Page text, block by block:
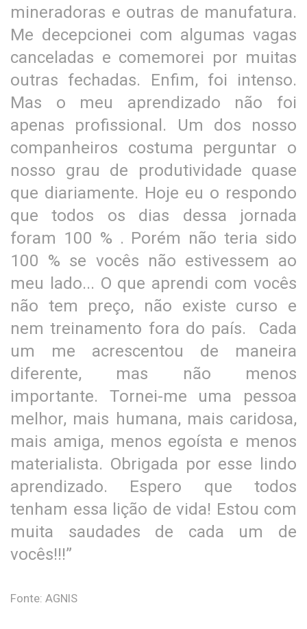
mineradoras e outras de manufatura.
Me decepcionei com algumas vagas
canceladas e comemorei por muitas
outras fechadas. Enfim, foi intenso.
Mas o meu aprendizado não foi
apenas profissional. Um dos nosso
companheiros costuma perguntar o
nosso grau de produtividade quase
que diariamente. Hoje eu o respondo
que todos os dias dessa jornada
foram 100 % . Porém não teria sido
100 % se vocês não estivessem ao
meu lado... O que aprendi com vocês
não tem preço, não existe curso e
nem treinamento fora do país. Cada
um me acrescentou de maneira
diferente, mas não menos
importante. Tornei-me uma pessoa
melhor, mais humana, mais caridosa,
mais amiga, menos egoísta e menos
materialista. Obrigada por esse lindo
aprendizado. Espero que todos
tenham essa lição de vida! Estou com
muita saudades de cada um de
vocês!!!”
Fonte: AGNIS